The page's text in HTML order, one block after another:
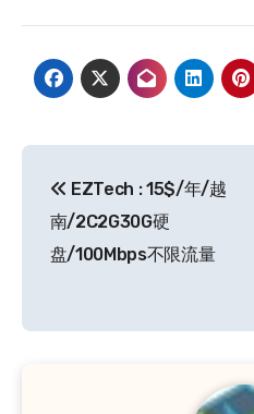
章
导
EZTech : 15$/年/越
南/2C2G30G硬
盘/100Mbps不限流量